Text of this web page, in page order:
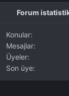
Forum
Konular
Mesajlar
Üyeler
Son üye